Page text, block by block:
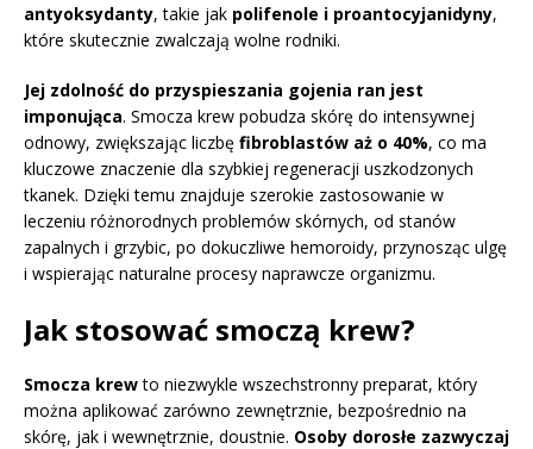
antyoksydanty, takie jak polifenole i proantocyjanidyny,
które skutecznie zwalczają wolne rodniki.
Jej zdolność do przyspieszania gojenia ran jest
imponująca. Smocza krew pobudza skórę do intensywnej
odnowy, zwiększając liczbę fibroblastów aż o 40%, co ma
kluczowe znaczenie dla szybkiej regeneracji uszkodzonych
tkanek. Dzięki temu znajduje szerokie zastosowanie w
leczeniu różnorodnych problemów skórnych, od stanów
zapalnych i grzybic, po dokuczliwe hemoroidy, przynosząc ulgę
i wspierając naturalne procesy naprawcze organizmu.
Jak stosować smoczą krew?
Smocza krewto niezwykle wszechstronny preparat, który
można aplikować zarówno zewnętrznie, bezpośrednio na
skórę, jak i wewnętrznie, doustnie. Osoby dorosłe zazwyczaj